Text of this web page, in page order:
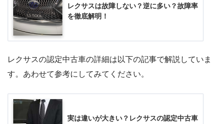
レクサスは故障しない？逆に多い？故障率
を徹底解明！
レクサスの認定中古車の詳細は以下の記事で解説していま
す。あわせて参考にしてみてください。
実は違いが大きい？レクサスの認定中古車